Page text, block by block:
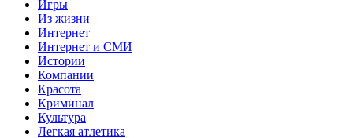
Игры
Из жизни
Интернет
Интернет и СМИ
Истории
Компании
Красота
Криминал
Культура
Легкая атлетика